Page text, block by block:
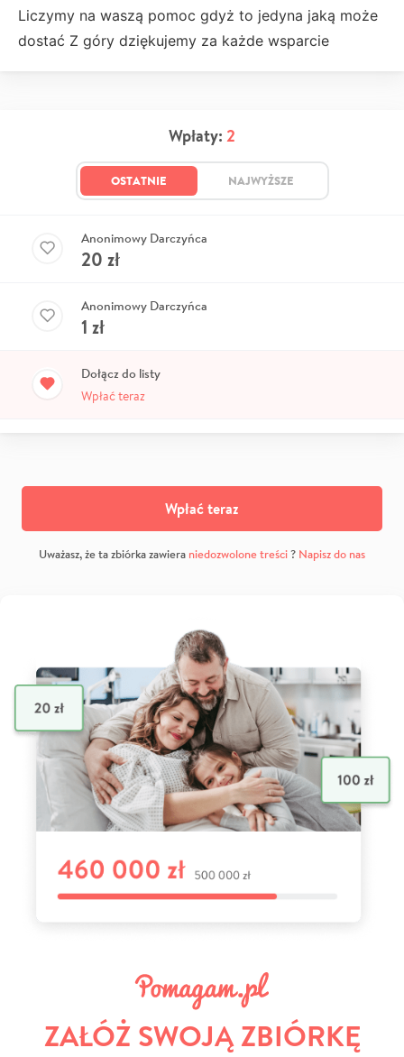
Liczymy na waszą pomoc gdyż to jedyna jaką może
dostać Z góry dziękujemy za każde wsparcie
Wpłaty: 2
OSTATNIE NAJWYŻSZE
Anonimowy Darczyńca
20 zł
Anonimowy Darczyńca
1 zł
Dołącz do listy
Wpłać teraz
Wpłać teraz
Uważasz, że ta zbiórka zawiera niedozwolone treści? Napisz do nas
ZAŁÓŻ SWOJĄ ZBIÓRKĘ